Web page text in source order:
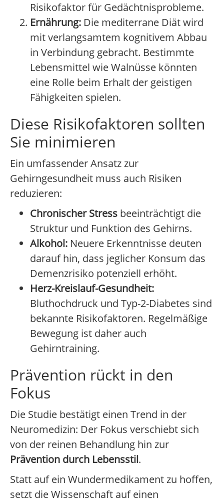
Risikofaktor für Gedächtnisprobleme.
Ernährung: Die mediterrane Diät wird
mit verlangsamtem kognitivem Abbau
in Verbindung gebracht. Bestimmte
Lebensmittel wie Walnüsse könnten
eine Rolle beim Erhalt der geistigen
Fähigkeiten spielen.
Diese Risikofaktoren sollten
Sie minimieren
Ein umfassender Ansatz zur
Gehirngesundheit muss auch Risiken
reduzieren:
Chronischer Stress beeinträchtigt die
Struktur und Funktion des Gehirns.
Alkohol: Neuere Erkenntnisse deuten
darauf hin, dass jeglicher Konsum das
Demenzrisiko potenziell erhöht.
Herz-Kreislauf-Gesundheit:
Bluthochdruck und Typ-2-Diabetes sind
bekannte Risikofaktoren. Regelmäßige
Bewegung ist daher auch
Gehirntraining.
Prävention rückt in den
Fokus
Die Studie bestätigt einen Trend in der
Neuromedizin: Der Fokus verschiebt sich
von der reinen Behandlung hin zur
Prävention durch Lebensstil.
Statt auf ein Wundermedikament zu hoffen,
setzt die Wissenschaft auf einen